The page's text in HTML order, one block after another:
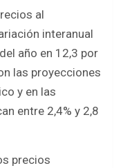
al
interanual
año en 12,3 por
las proyecciones
y en las
entre 2,4% y 2,8
precios